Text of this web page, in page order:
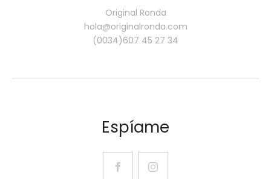
Original Ronda
hola@originalronda.com
(0034)607 45 27 34
Espíame